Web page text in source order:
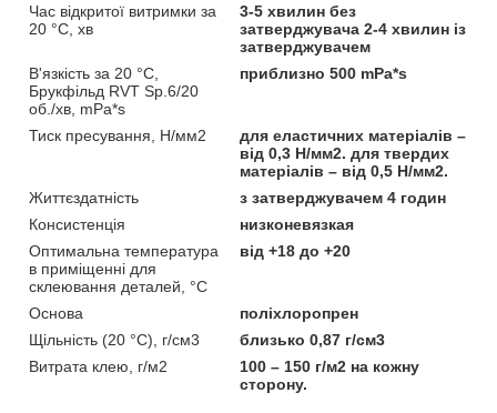
Час відкритої витримки за
20 °C, хв
3-5 хвилин без
затверджувача 2-4 хвилин із
затверджувачем
В'язкість за 20 °C,
Брукфільд RVT Sp.6/20
об./хв, mPa*s
приблизно 500 mPa*s
Тиск пресування, Н/мм2
для еластичних матеріалів –
від 0,3 Н/мм2. для твердих
матеріалів – від 0,5 Н/мм2.
Життєздатність
з затверджувачем 4 годин
Консистенція
низконевязкая
Оптимальна температура
в приміщенні для
склеювання деталей, °C
від +18 до +20
Основа
поліхлоропрен
Щільність (20 °С), г/см3
близько 0,87 г/см3
Витрата клею, г/м2
100 – 150 г/м2 на кожну
сторону.